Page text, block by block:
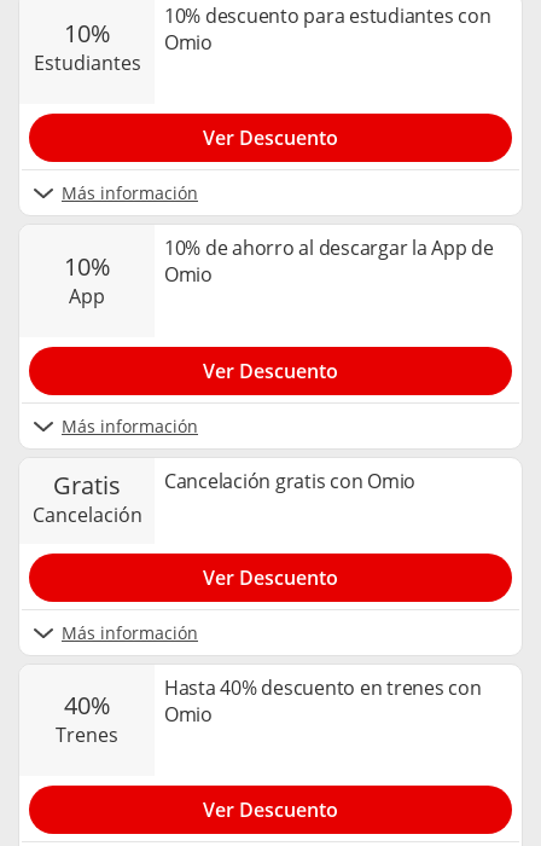
10%
estudiantes
10% descuento para estudiantes con
Omio
Más información
Ver Descuento
10%
app
10% de ahorro al descargar la App de
Omio
Más información
Ver Descuento
gratis
cancelación
Cancelación gratis con Omio
Más información
Ver Descuento
40%
trenes
Hasta 40% descuento en trenes con
Omio
Ver Descuento